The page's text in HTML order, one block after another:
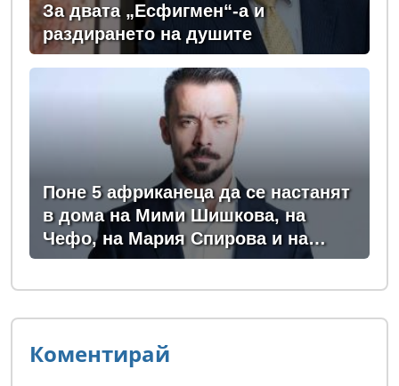
За двата „Есфигмен“-а и
раздирането на душите
Поне 5 африканеца да се настанят
в дома на Мими Шишкова, на
Чефо, на Мария Спирова и на
Христо Комарницки
Коментирай